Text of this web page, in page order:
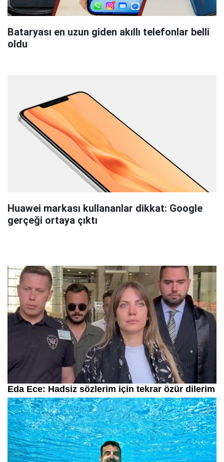
Bataryası en uzun giden akıllı telefonlar belli
oldu
Huawei markası kullananlar dikkat: Google
gerçeği ortaya çıktı